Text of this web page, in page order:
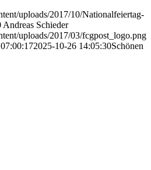
uploads/2017/10/Nationalfeiertag-
Andreas Schieder
uploads/2017/03/fcgpost_logo.png
2025-10-26 14:05:30Schönen